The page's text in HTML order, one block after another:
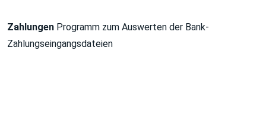
Zahlungen Programm zum Auswerten der Bank-
Zahlungseingangsdateien